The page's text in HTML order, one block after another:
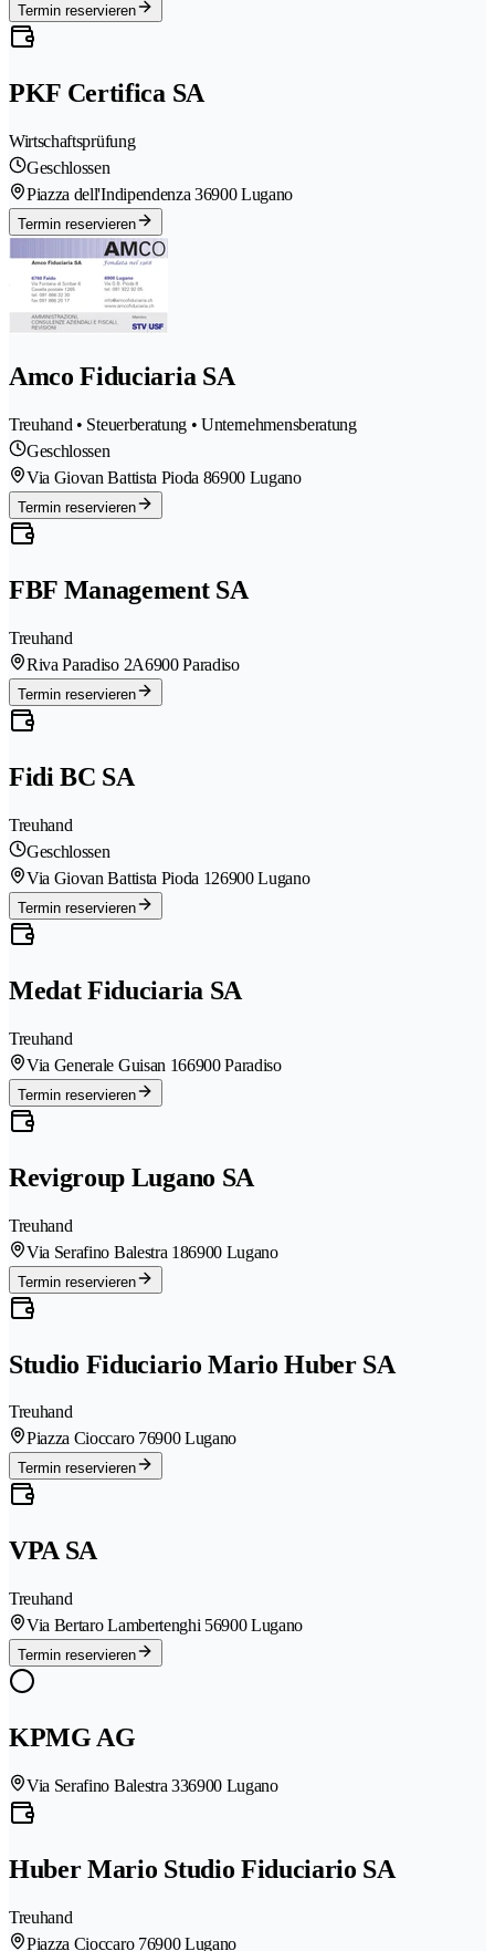
Termin reservieren
PKF Certifica SA
Wirtschaftsprüfung
Geschlossen
Piazza dell'Indipendenza 36900 Lugano
Termin reservieren
Amco Fiduciaria SA
Treuhand • Steuerberatung • Unternehmensberatung
Geschlossen
Via Giovan Battista Pioda 86900 Lugano
Termin reservieren
FBF Management SA
Treuhand
Riva Paradiso 2A6900 Paradiso
Termin reservieren
Fidi BC SA
Treuhand
Geschlossen
Via Giovan Battista Pioda 126900 Lugano
Termin reservieren
Medat Fiduciaria SA
Treuhand
Via Generale Guisan 166900 Paradiso
Termin reservieren
Revigroup Lugano SA
Treuhand
Via Serafino Balestra 186900 Lugano
Termin reservieren
Studio Fiduciario Mario Huber SA
Treuhand
Piazza Cioccaro 76900 Lugano
Termin reservieren
VPA SA
Treuhand
Via Bertaro Lambertenghi 56900 Lugano
Termin reservieren
KPMG AG
Via Serafino Balestra 336900 Lugano
Huber Mario Studio Fiduciario SA
Treuhand
Piazza Cioccaro 76900 Lugano